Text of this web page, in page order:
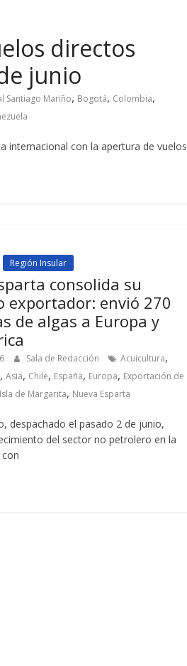
directos
junio
Santiago Mariño, Bogotá, Colombia,
internacional con la apertura de vuelos
Región Insular
consolida su
exportador: envió 270
de algas a Europa y
Sala de Redacción Acuicultura,
,Asia, Chile, España, Europa, Exportación de
Isla de Margarita, Nueva Esparta
despachado el pasado 2 de junio,
del sector no petrolero en la